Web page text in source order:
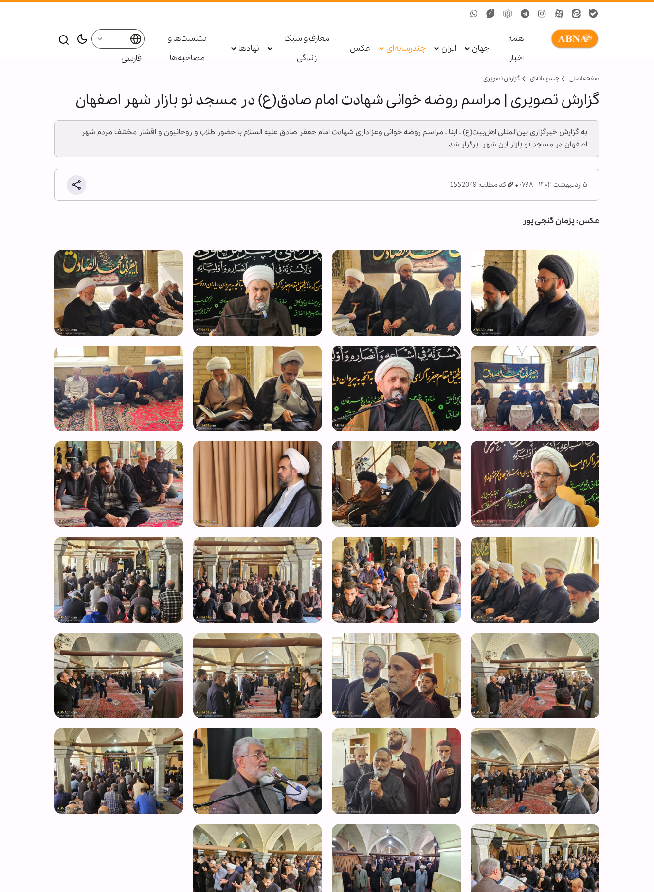
همه
اخبار
جهان ایران چندرسانه‌ای عکس
معارف و سبک
زندگی
نهادها
نشست‌ها و
مصاحبه‌ها
فارسی
صفحه اصلی چندرسانه‌ای گزارش تصويری
گزارش تصویری | مراسم روضه خوانی شهادت امام صادق(ع) در مسجد نو بازار شهر اصفهان
به گزارش خبرگزاری بین‌المللی اهل‌بیت(ع) ـ ابنا ـ مراسم روضه خوانی وعزاداری شهادت امام جعفر صادق علیه السلام با حضور طلاب و روحانیون و اقشار مختلف مردم شهر
اصفهان در مسجد نو بازار این شهر، برگزار شد.
۵ اردیبهشت ۱۴۰۴ - ۰۷:۱۸ کد مطلب: 1552049
عکس: پژمان گنجی پور